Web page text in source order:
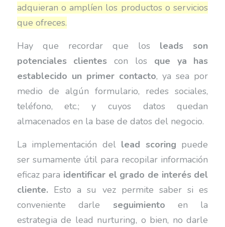
adquieran o amplíen los productos o servicios
que ofreces.
Hay que recordar que los leads
son
potenciales clientescon los que ya has
establecido un primer contacto, ya sea por
medio de algún formulario, redes sociales,
teléfono, etc.; y cuyos datos quedan
almacenados en la base de datos del negocio.
La implementación del lead scoring puede
ser sumamente útil para recopilar información
eficaz para identificar el grado de interés del
cliente. Esto a su vez permite saber si es
conveniente darle seguimiento en la
estrategia de lead nurturing, o bien, no darle